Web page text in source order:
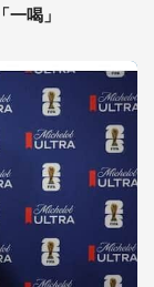
喝」